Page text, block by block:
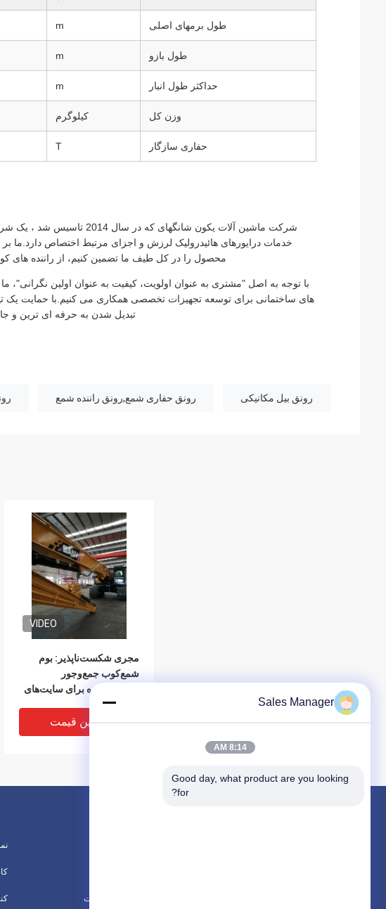
طول برمهای اصلی m
طول بازو m
حداکثر طول انبار m
وزن کل کیلوگرم
حفاری سازگار T
شرکت ماشین آلات یکون
خدمات درایورهای هائیدرولیک لرزش و اجزای مرتبط اختصاص دارد.ما
محصول را در کل طیف ما تضمین کنیم، از راننده های
با توجه به اصل "مشتری به عنوان اولویت، کیفیت به عنوان اولین
های ساختمانی برای توسعه تجهیزات تخصصی همکاری می کنیم.با حمایت یک
تبدیل شدن به حرفه ای ترین و
رونق بیل مکانیکی رونق حفاری شمع,رونق راننده شمع
VIDEO
مجری شکست‌ناپذیر: بوم
شمع‌کوب جمع‌وجور
مهندسی‌شده برای سایت‌های
سخت
بهترین قیمت
نقشه سایت
Sales Manager
8:14 AM
Good day, what product are you looking
for?